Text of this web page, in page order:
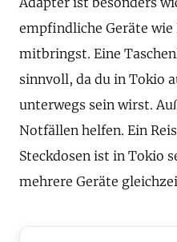
empfindliche Geräte wie
mitbringst. Eine
sinnvoll, da du in Tokio
unterwegs sein wirst.
Notfällen helfen. Ein
Steckdosen ist in Tokio
mehrere Geräte